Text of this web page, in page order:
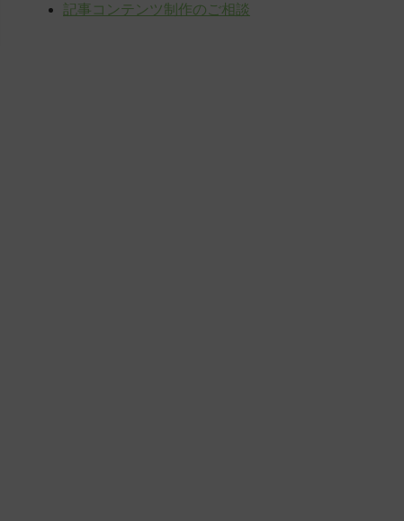
記事コンテンツ制作のご相談